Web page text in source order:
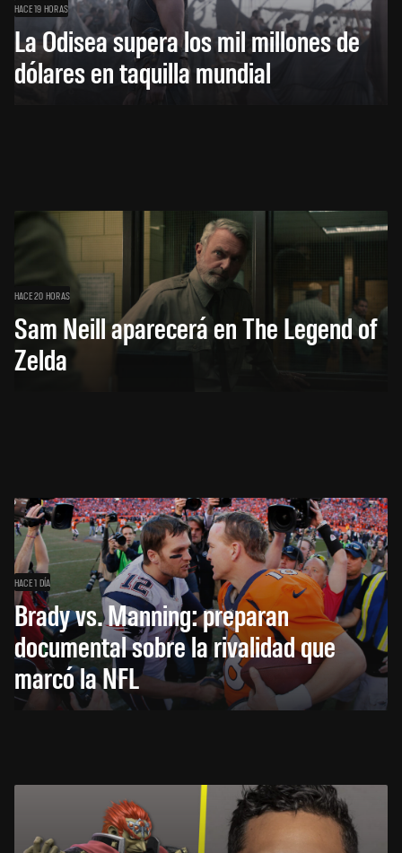
HACE 19 HORAS
La Odisea supera los mil millones de
dólares en taquilla mundial
HACE 20 HORAS
Sam Neill aparecerá en The Legend of
Zelda
HACE 1 DÍA
Brady vs. Manning: preparan
documental sobre la rivalidad que
marcó la NFL